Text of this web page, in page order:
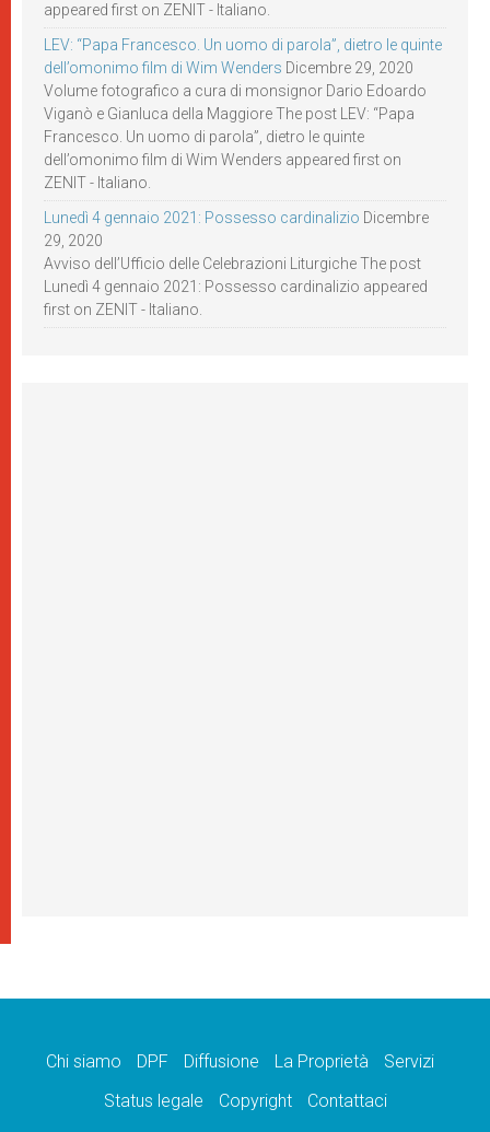
appeared first on ZENIT - Italiano.
LEV: “Papa Francesco. Un uomo di parola”, dietro le quinte
dell’omonimo film di Wim Wenders Dicembre 29, 2020
Volume fotografico a cura di monsignor Dario Edoardo
Viganò e Gianluca della Maggiore The post LEV: “Papa
Francesco. Un uomo di parola”, dietro le quinte
dell’omonimo film di Wim Wenders appeared first on
ZENIT - Italiano.
Lunedì 4 gennaio 2021: Possesso cardinalizio Dicembre
29, 2020
Avviso dell’Ufficio delle Celebrazioni Liturgiche The post
Lunedì 4 gennaio 2021: Possesso cardinalizio appeared
first on ZENIT - Italiano.
Chi siamo DPF Diffusione La Proprietà
Servizi
Status legale
Copyright Contattaci